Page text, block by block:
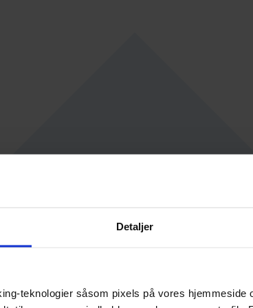
Detaljer
teknologier såsom pixels på vores hjemmeside